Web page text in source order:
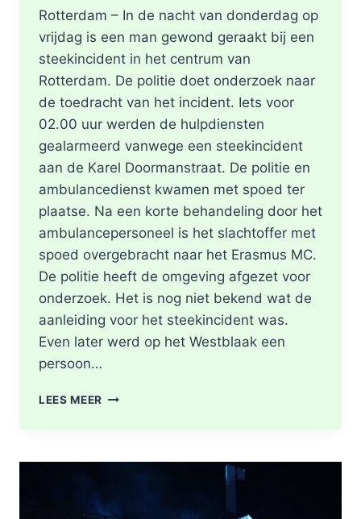
Rotterdam – In de nacht van donderdag op
vrijdag is een man gewond geraakt bij een
steekincident in het centrum van
Rotterdam. De politie doet onderzoek naar
de toedracht van het incident. Iets voor
02.00 uur werden de hulpdiensten
gealarmeerd vanwege een steekincident
aan de Karel Doormanstraat. De politie en
ambulancedienst kwamen met spoed ter
plaatse. Na een korte behandeling door het
ambulancepersoneel is het slachtoffer met
spoed overgebracht naar het Erasmus MC.
De politie heeft de omgeving afgezet voor
onderzoek. Het is nog niet bekend wat de
aanleiding voor het steekincident was.
Even later werd op het Westblaak een
persoon…
LEES MEER POLITIE
STEEKINCIDENT
KAREL